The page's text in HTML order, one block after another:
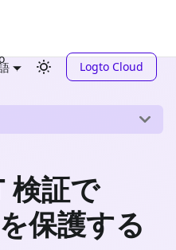
Logto Cloud
検証で
保護する